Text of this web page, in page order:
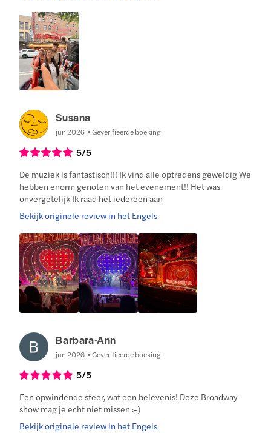
Susana
jun 2026 Geverifieerde boeking
5/5
De muziek is fantastisch!!! Ik vind alle optredens geweldig We
hebben enorm genoten van het evenement!! Het was
onvergetelijk Ik raad het iedereen aan
Bekijk originele review in het Engels
Barbara-Ann
jun 2026 Geverifieerde boeking
5/5
Een opwindende sfeer, wat een belevenis! Deze Broadway-
show mag je echt niet missen :-)
Bekijk originele review in het Engels